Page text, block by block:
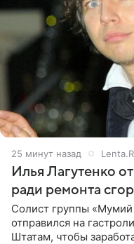
25 минут назад
Илья Лагутенко
ради ремонта
Солист группы
отправился на
Штатам, чтобы